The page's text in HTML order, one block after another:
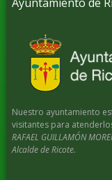
Nuestro ayuntamiento
visitantes para
RAFAEL GUILLAMÓN
Alcalde de Ricote.